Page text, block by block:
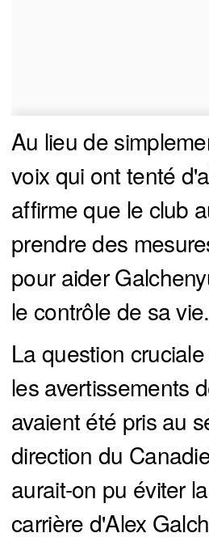
Au lieu de
voix qui ont tenté
affirme que le club
prendre des
pour aider
le contrôle de sa vie.
La question
les avertissements
avaient été pris au
direction du
aurait-on pu éviter
carrière d'Alex